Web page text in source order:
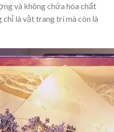
và không chứa hóa chất
là vật trang trí mà còn là